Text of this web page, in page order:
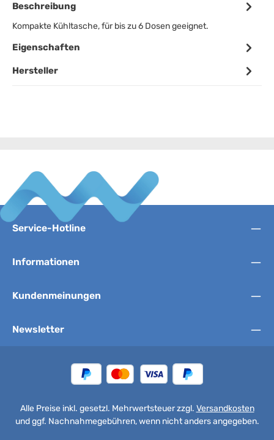
Beschreibung
Kompakte Kühltasche, für bis zu 6 Dosen geeignet.
Eigenschaften
Hersteller
Service-Hotline
Informationen
Kundenmeinungen
Newsletter
Alle Preise inkl. gesetzl. Mehrwertsteuer zzgl. Versandkosten
und ggf. Nachnahmegebühren, wenn nicht anders angegeben.